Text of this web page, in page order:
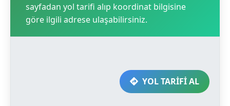
sayfadan yol tarifi alıp koordinat bilgisine
göre ilgili adrese ulaşabilirsiniz.
YOL TARİFİ AL